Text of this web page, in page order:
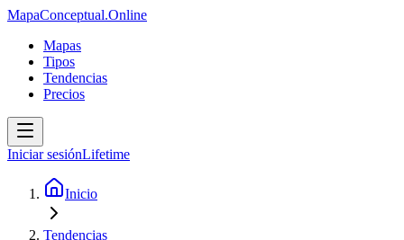
MapaConceptual.Online
Mapas
Tipos
Tendencias
Precios
Iniciar sesiónLifetime
Inicio
Tendencias